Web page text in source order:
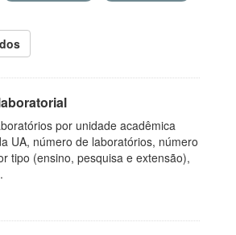
por unidade acadêmica
UA, número de laboratórios, número
tipo (ensino, pesquisa e extensão),